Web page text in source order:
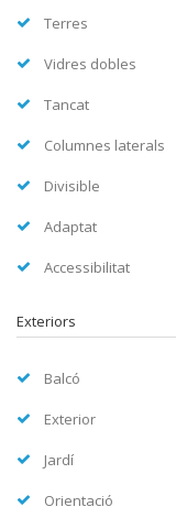
Terres
Vidres dobles
Tancat
Columnes laterals
Divisible
Adaptat
Accessibilitat
Exteriors
Balcó
Exterior
Jardí
Orientació